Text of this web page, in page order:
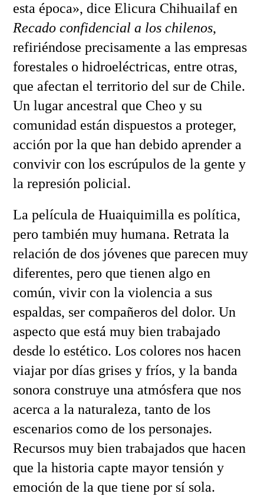
esta época», dice Elicura Chihuailaf en
Recado confidencial a los chilenos,
refiriéndose precisamente a las empresas
forestales o hidroeléctricas, entre otras,
que afectan el territorio del sur de Chile.
Un lugar ancestral que Cheo y su
comunidad están dispuestos a proteger,
acción por la que han debido aprender a
convivir con los escrúpulos de la gente y
la represión policial.
La película de Huaiquimilla es política,
pero también muy humana. Retrata la
relación de dos jóvenes que parecen muy
diferentes, pero que tienen algo en
común, vivir con la violencia a sus
espaldas, ser compañeros del dolor. Un
aspecto que está muy bien trabajado
desde lo estético. Los colores nos hacen
viajar por días grises y fríos, y la banda
sonora construye una atmósfera que nos
acerca a la naturaleza, tanto de los
escenarios como de los personajes.
Recursos muy bien trabajados que hacen
que la historia capte mayor tensión y
emoción de la que tiene por sí sola.